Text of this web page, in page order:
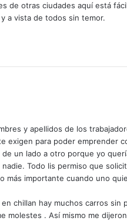
de otras ciudades aquí está
a vista de todos sin temor.
y apellidos de los
exigen para poder emprender
un lado a otro porque yo
Todo lis permiso que
más importante cuando uno
chillan hay muchos carros sin
molestes . Así mismo me